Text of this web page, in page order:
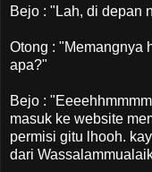
Bejo : "Lah, di depan
Otong : "Memangnya
apa?"
Bejo :
masuk ke website
permisi gitu lhooh.
dari